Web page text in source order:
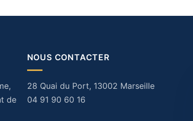
de
NOUS CONTACTER
28 Quai du Port, 13002 Marseille
04 91 90 60 16